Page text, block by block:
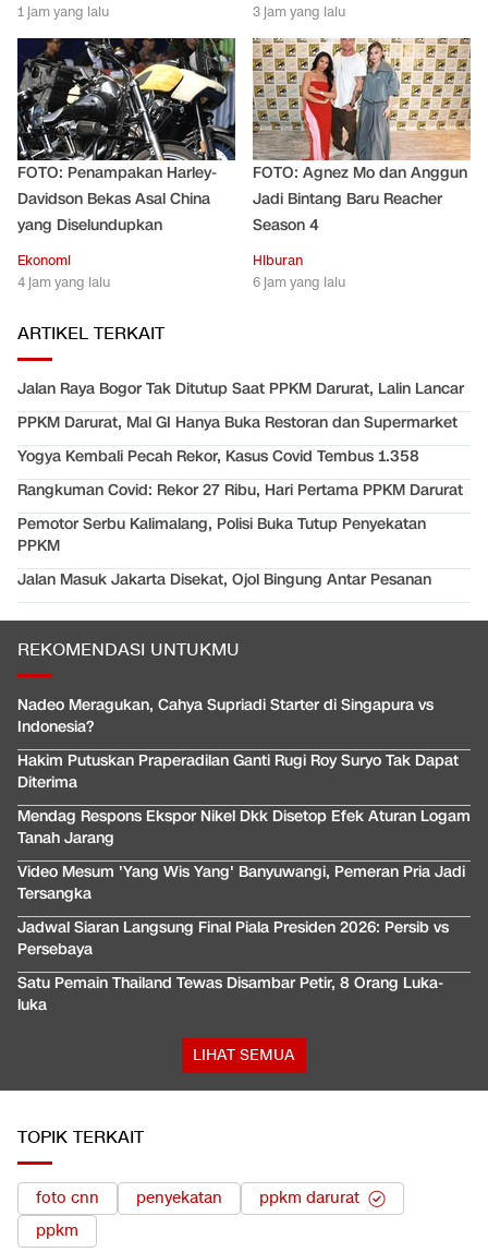
1 jam yang lalu 3 jam yang lalu
FOTO: Penampakan Harley-
Davidson Bekas Asal China
yang Diselundupkan
Ekonomi
4 jam yang lalu
FOTO: Agnez Mo dan Anggun
Jadi Bintang Baru Reacher
Season 4
Hiburan
6 jam yang lalu
ARTIKEL TERKAIT
Jalan Raya Bogor Tak Ditutup Saat PPKM Darurat, Lalin Lancar
PPKM Darurat, Mal GI Hanya Buka Restoran dan Supermarket
Yogya Kembali Pecah Rekor, Kasus Covid Tembus 1.358
Rangkuman Covid: Rekor 27 Ribu, Hari Pertama PPKM Darurat
Pemotor Serbu Kalimalang, Polisi Buka Tutup Penyekatan
PPKM
Jalan Masuk Jakarta Disekat, Ojol Bingung Antar Pesanan
REKOMENDASI UNTUKMU
Nadeo Meragukan, Cahya Supriadi Starter di Singapura vs
Indonesia?
Hakim Putuskan Praperadilan Ganti Rugi Roy Suryo Tak Dapat
Diterima
Mendag Respons Ekspor Nikel Dkk Disetop Efek Aturan Logam
Tanah Jarang
Video Mesum 'Yang Wis Yang' Banyuwangi, Pemeran Pria Jadi
Tersangka
Jadwal Siaran Langsung Final Piala Presiden 2026: Persib vs
Persebaya
Satu Pemain Thailand Tewas Disambar Petir, 8 Orang Luka-
luka
LIHAT SEMUA
TOPIK TERKAIT
foto cnn penyekatan
ppkm darurat
ppkm